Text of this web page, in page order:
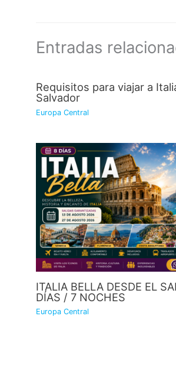
Entradas
Requisitos para viajar a
Salvador
Europa Central
ITALIA BELLA DESDE EL
DÍAS / 7 NOCHES
Europa Central